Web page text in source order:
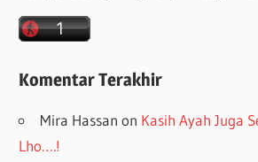
Komentar Terakhir
Mira Hassan on Kasih Ayah Juga
Lho….!